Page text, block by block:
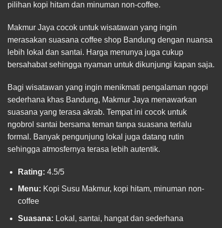
pilihan kopi hitam dan minuman non-coffee.
Makmur Jaya cocok untuk wisatawan yang ingin
merasakan suasana coffee shop Bandung dengan nuansa
lebih lokal dan santai. Harga menunya juga cukup
bersahabat sehingga nyaman untuk dikunjungi kapan saja.
Bagi wisatawan yang ingin menikmati pengalaman ngopi
sederhana khas Bandung, Makmur Jaya menawarkan
suasana yang terasa akrab. Tempat ini cocok untuk
ngobrol santai bersama teman tanpa suasana terlalu
formal. Banyak pengunjung lokal juga datang rutin
sehingga atmosfernya terasa lebih autentik.
Rating: 4.5/5
Menu: Kopi Susu Makmur, kopi hitam, minuman non-
coffee
Suasana: Lokal, santai, hangat dan sederhana